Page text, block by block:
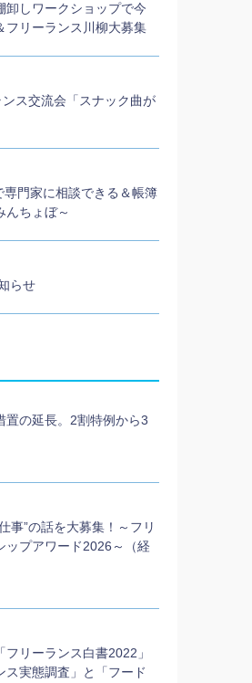
卸しワークショップで今
フリーランス川柳大募集
ンス交流会「スナック曲が
門家に相談できる＆帳簿
んちょぼ～
らせ
置の延長。2割特例から3
事”の話を大募集！～フリ
ップアワード2026～（経
フリーランス白書2022」
ス実態調査」と「フード